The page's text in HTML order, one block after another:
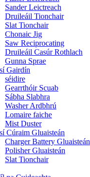
Sander Leictreach
Druileáil Tionchair
Slat Tionchair
Chonaic Jig
Saw Reciprocating
Druileáil Casúr Rothlach
Gunna Sprae
Gairdín
séidire
Gearrthóir Scuab
Sábha Slabhra
Washer Ardbhrú
Lomaire faiche
Mist Duster
Cúraim Gluaisteán
Charger Battery Gluaisteán
Polisher Gluaisteán
Slat Tionchair